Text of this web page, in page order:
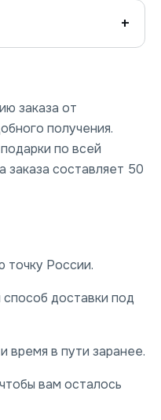
заказа от
получения.
по всей
заказа составляет 50
точку России.
доставки под
время в пути заранее.
вам осталось